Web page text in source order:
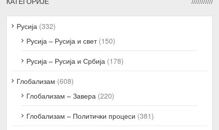
Русија (332)
Русија – Русија и свет(150)
Русија – Русија и Србија (178)
Глобализам (608)
Глобализам – Завера (220)
Глобализам – Политички процеси (381)